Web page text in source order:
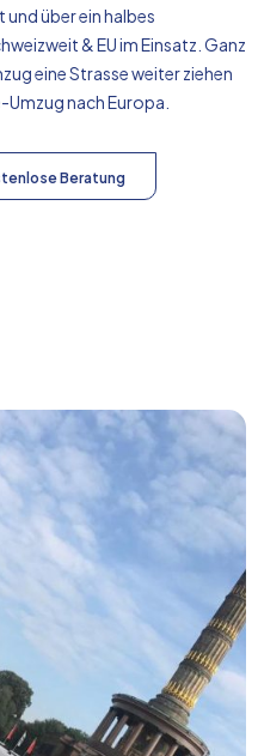
über ein halbes
& EU im Einsatz. Ganz
eine Strasse weiter ziehen
Umzug nachEuropa
Beratung